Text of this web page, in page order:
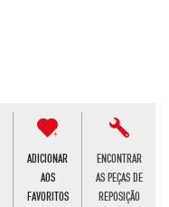
ADICIONAR
AOS
FAVORITOS
ENCONTRAR
AS PEÇAS DE
REPOSIÇÃO